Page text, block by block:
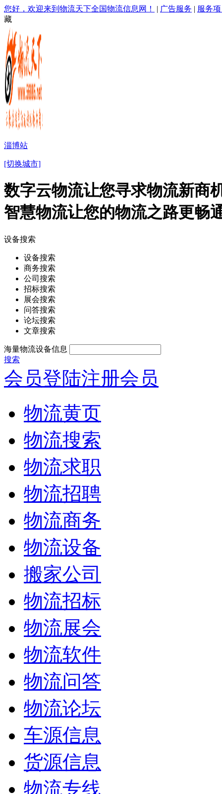
您好，欢迎来到物流天下全国物流信息网！ | 广告服务 | 服务
藏
淄博站
[切换城市]
数字云物流让您寻求物流新商
智慧物流让您的物流之路更畅
设备搜索
设备搜索
商务搜索
公司搜索
招标搜索
展会搜索
问答搜索
论坛搜索
文章搜索
海量物流设备信息
搜索
会员登陆注册会员
物流黄页
物流搜索
物流求职
物流招聘
物流商务
物流设备
搬家公司
物流招标
物流展会
物流软件
物流问答
物流论坛
车源信息
货源信息
物流专线